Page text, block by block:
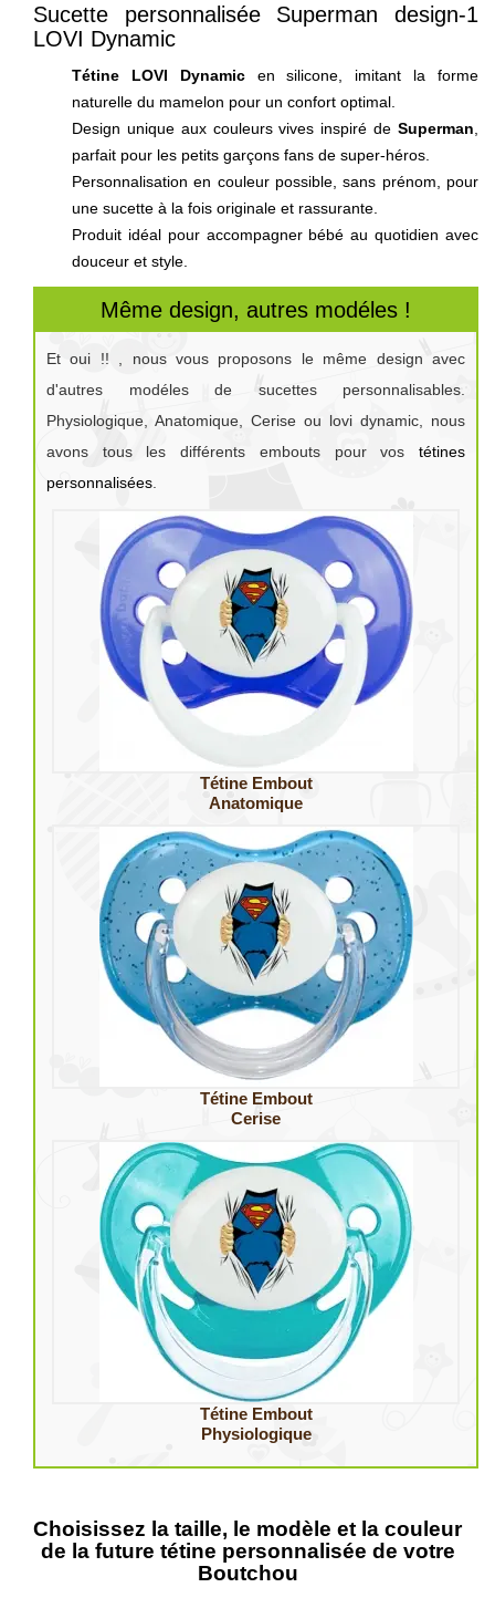
Sucette personnalisée Superman design-1
LOVI Dynamic
Tétine LOVI Dynamicen silicone, imitant la forme
naturelle du mamelon pour un confort optimal.
Design unique aux couleurs vives inspiré de Superman
parfait pour les petits garçons fans de super-héros.
Personnalisation en couleur possible, sans prénom, pour
une sucette à la fois originale et rassurante.
Produit idéal pour accompagner bébé au quotidien avec
douceur et style.
Même design, autres modéles !
Et oui !! , nous vous proposons le même design avec
d'autres modéles de sucettes personnalisables.
Physiologique, Anatomique, Cerise ou lovi dynamic, nous
avons tous les différents embouts pour vos tétines
personnalisées
Tétine Embout
Anatomique
Tétine Embout
Cerise
Tétine Embout
Physiologique
Choisissez la taille, le modèle et la couleur
de la future tétine personnalisée de votre
Boutchou